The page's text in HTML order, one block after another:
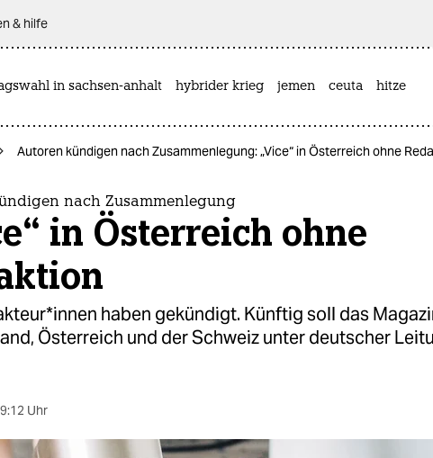
& hilfe
in sachsen-anhalt hybrider krieg jemen ceuta hitze
Autoren kündigen nach Zusammenlegung: „Vice“ in Österreich ohne
nach Zusammenlegung
in Österreich ohne
haben gekündigt. Künftig soll das
Österreich und der Schweiz unter deutscher
Uhr